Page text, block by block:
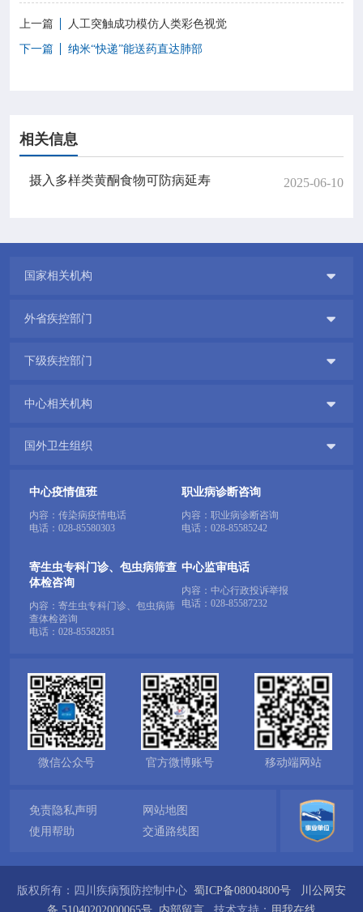
上一篇
人工突触成功模仿人类彩色视觉
下一篇
纳米“快递”能送药直达肺部
相关信息
摄入多样类黄酮食物可防病延寿 2025-06-10
国家相关机构 
外省疾控部门 
下级疾控部门 
中心相关机构 
国外卫生组织 
中心疫情值班
内容：传染病疫情电话
电话： 028-85580303
职业病诊断咨询
内容：职业病诊断咨询
电话： 028-85585242
寄生虫专科门诊、包虫病筛查
体检咨询
内容：寄生虫专科门诊、包虫病筛
查体检咨询
电话： 028-85582851
中心监审电话
内容：中心行政投诉举报
电话： 028-85587232
微信公众号 官方微博账号 移动端网站
免责隐私声明
网站地图
使用帮助
交通路线图
版权所有：四川疾病预防控制中心 蜀ICP备08004800号
川公网安